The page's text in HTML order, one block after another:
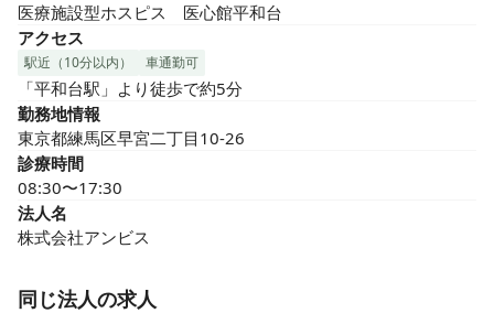
医療施設型ホスピス　医心館平和台
アクセス
駅近（10分以内） 車通勤可
「平和台駅」より徒歩で約5分
勤務地情報
東京都練馬区早宮二丁目10-26
診療時間
08:30〜17:30
法人名
株式会社アンビス
同じ法人の求人